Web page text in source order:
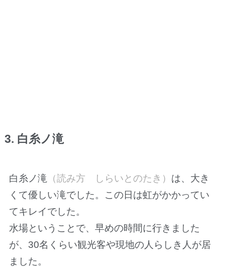
3. 白糸ノ滝
白糸ノ滝 （読み方 しらいとのたき） は、大き
くて優しい滝でした。この日は虹がかかってい
てキレイでした。
水場ということで、早めの時間に行きました
が、30名くらい観光客や現地の人らしき人が居
ました。